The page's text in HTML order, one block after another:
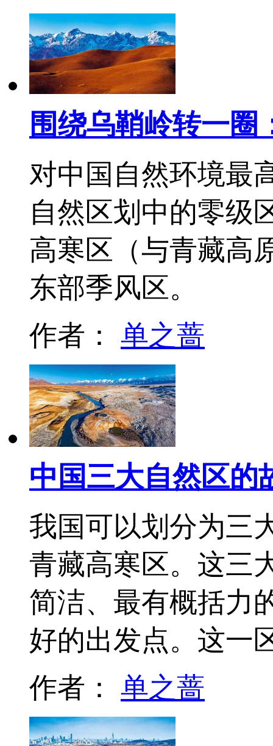
围绕乌鞘岭转一圈
对中国自然环境最
自然区划中的零级
高寒区（与青藏高
东部季风区。
作者： 单之蔷
中国三大自然区的
我国可以划分为三
青藏高寒区。这三
简洁、最有概括力
好的出发点。这
作者： 单之蔷